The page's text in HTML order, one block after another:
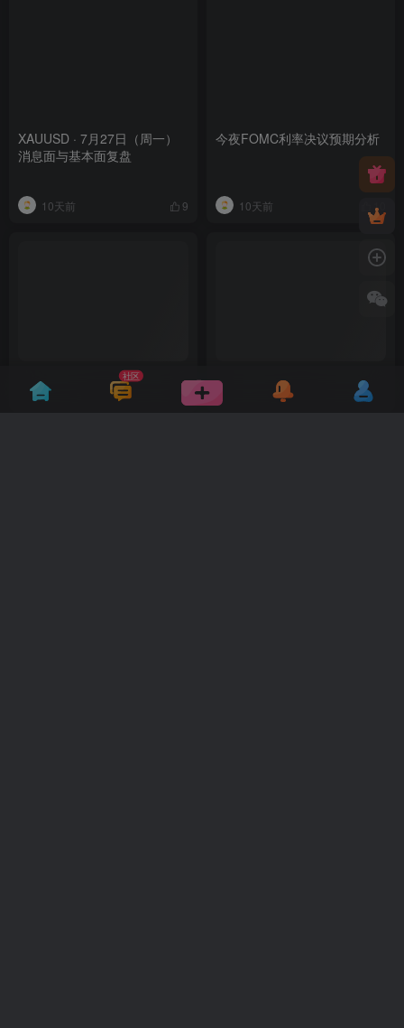
XAUUSD · 7月27日（周一）
消息面与基本面复盘
10天前 9
今夜FOMC利率决议预期分析
10天前 10
7月27日FOMC前的市场观望
期
XAUUSD · 7月20日（一）－ 7
月24日（五）上周复盘
社区